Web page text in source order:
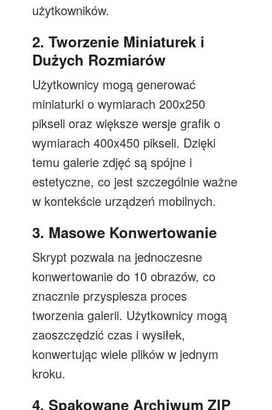
użytkowników.
2. Tworzenie Miniaturek i
Dużych Rozmiarów
Użytkownicy mogą generować
miniaturki o wymiarach 200x250
pikseli oraz większe wersje grafik o
wymiarach 400x450 pikseli. Dzięki
temu galerie zdjęć są spójne i
estetyczne, co jest szczególnie ważne
w kontekście urządzeń mobilnych.
3. Masowe Konwertowanie
Skrypt pozwala na jednoczesne
konwertowanie do 10 obrazów, co
znacznie przyspiesza proces
tworzenia galerii. Użytkownicy mogą
zaoszczędzić czas i wysiłek,
konwertując wiele plików w jednym
kroku.
4. Spakowane Archiwum ZIP